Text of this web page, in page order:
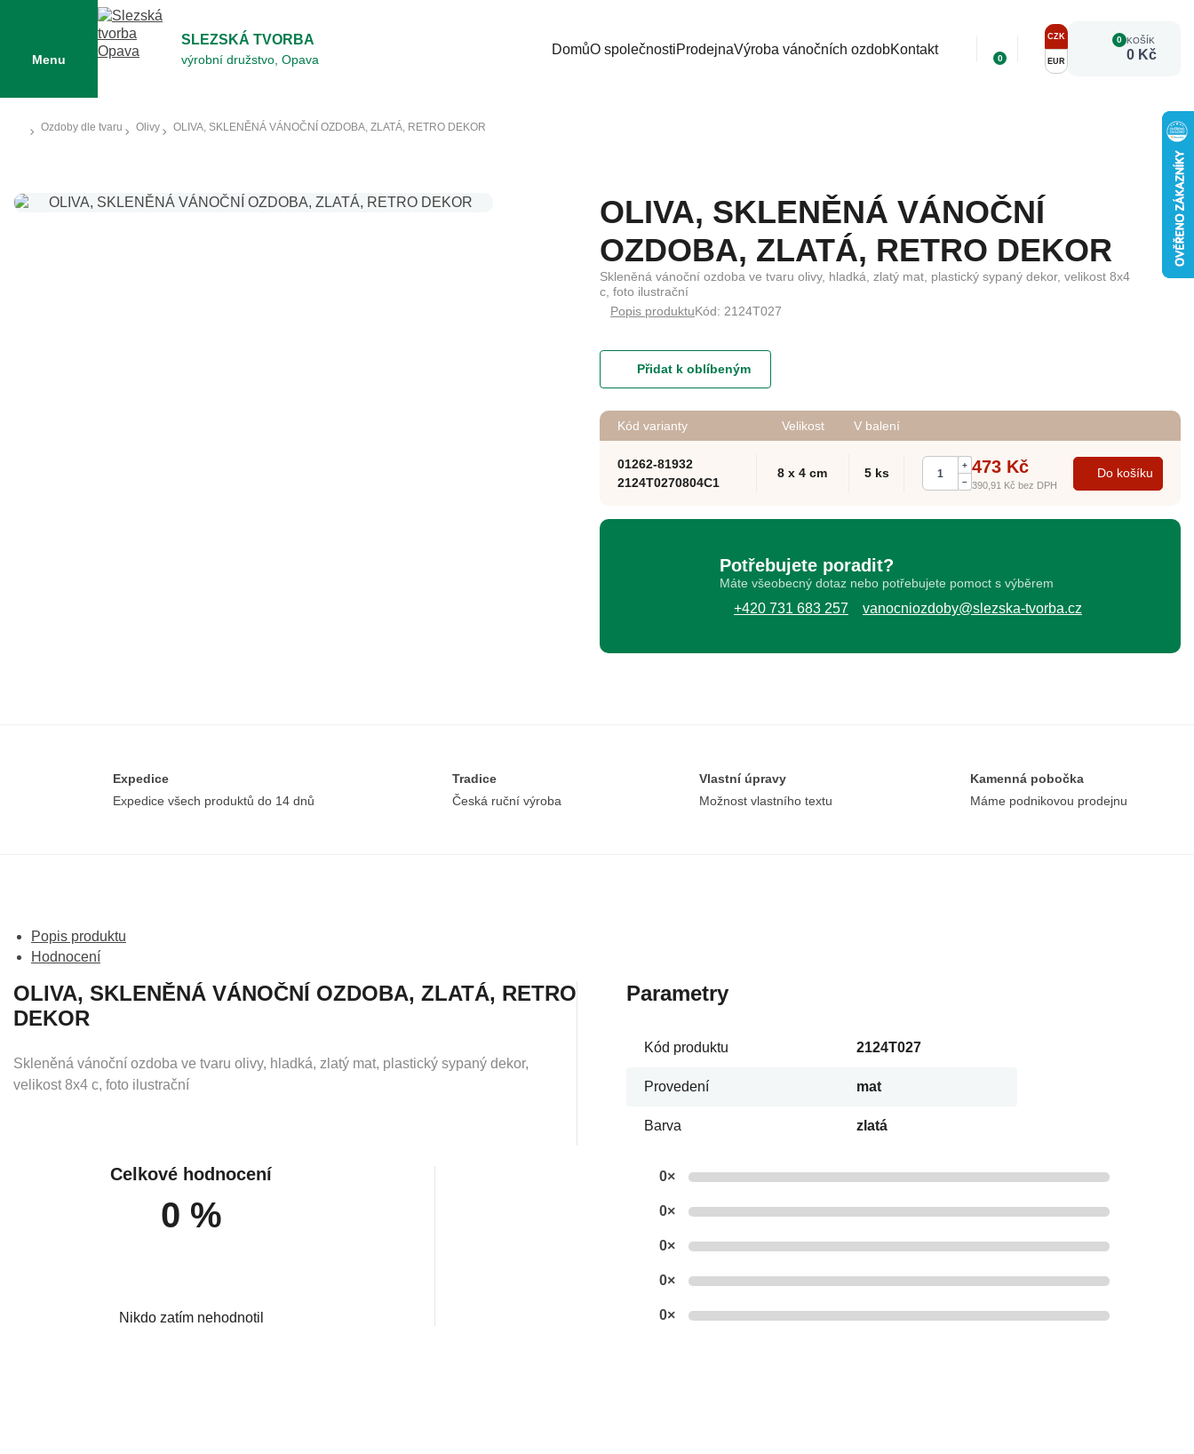
Menu
SLEZSKÁ TVORBA
výrobní družstvo, Opava
DomůO společnostiProdejnaVýroba vánočních ozdobKontakt
0
CZK
EUR
0 KOŠÍK
0 Kč
Ozdoby dle tvaru Olivy OLIVA, SKLENĚNÁ VÁNOČNÍ OZDOBA, ZLATÁ, RETRO DEKOR
OLIVA, SKLENĚNÁ VÁNOČNÍ
OZDOBA, ZLATÁ, RETRO DEKOR
Skleněná vánoční ozdoba ve tvaru olivy, hladká, zlatý mat, plastický sypaný dekor, velikost 8x4
c, foto ilustrační
Popis produktuKód: 2124T027
Kód varianty Velikost V balení
01262-81932
2124T0270804C1
8 x 4 cm 5 ks
+
–
473 Kč
390,91 Kč bez DPH
Do košíku
Přidat k oblíbeným
Potřebujete poradit?
Máte všeobecný dotaz nebo potřebujete pomoct s výběrem
+420 731 683 257 vanocniozdoby@slezska-tvorba.cz
Expedice
Expedice všech produktů do 14 dnů
Tradice
Česká ruční výroba
Vlastní úpravy
Možnost vlastního textu
Kamenná pobočka
Máme podnikovou prodejnu
Popis produktu
Hodnocení
OLIVA, SKLENĚNÁ VÁNOČNÍ OZDOBA, ZLATÁ, RETRO
DEKOR
Skleněná vánoční ozdoba ve tvaru olivy, hladká, zlatý mat, plastický sypaný dekor,
velikost 8x4 c, foto ilustrační
Parametry
Kód produktu 2124T027
Provedení mat
Barva zlatá
Celkové hodnocení
0 %
Nikdo zatím nehodnotil
0×
0×
0×
0×
0×